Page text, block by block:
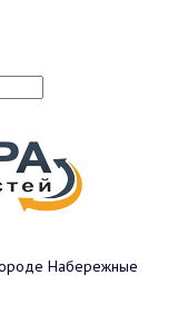
Набережные